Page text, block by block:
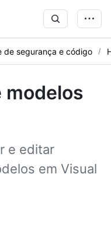
de segurança e código
modelos
e editar
em Visual